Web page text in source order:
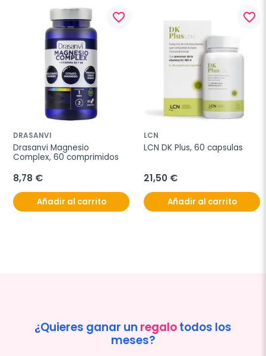
favorite_border
DRASANVI
Drasanvi Magnesio
Complex, 60 comprimidos
8,78 €
Añadir al carrito
favorite_border
LCN
LCN DK Plus, 60 capsulas
21,50 €
Añadir al carrito
¿Quieres ganar un regalotodos los
meses?